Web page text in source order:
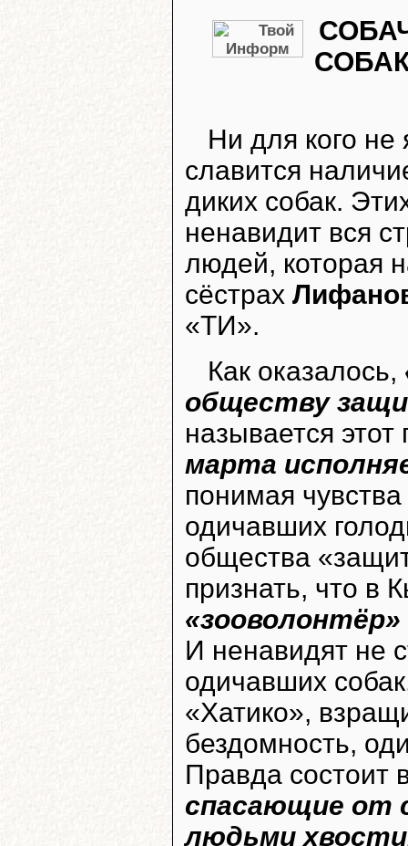
Ни для кого не
славится
диких собак.
ненавидит вся
людей, которая
сёстрах
«ТИ».
Как оказалось,
обществу
называется
марта
понимая
одичавших
общества
признать, что в
И ненавидят не
одичавших
«Хатико»,
бездомность,
Правда состоит
спасающие от
людьми